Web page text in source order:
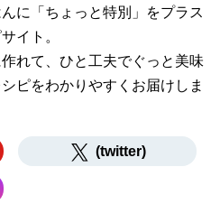
に「ちょっと特別」をプラス
イト。
れて、ひと工夫でぐっと美味
ピをわかりやすくお届けしま
(twitter)